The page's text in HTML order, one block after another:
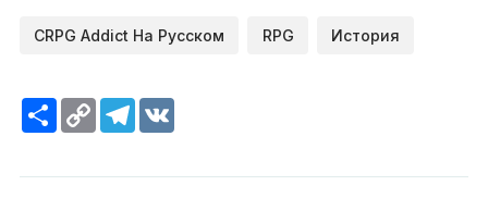
CRPG Addict На Русском RPG История
Ресурс
Copy
Link
Telegram
VK